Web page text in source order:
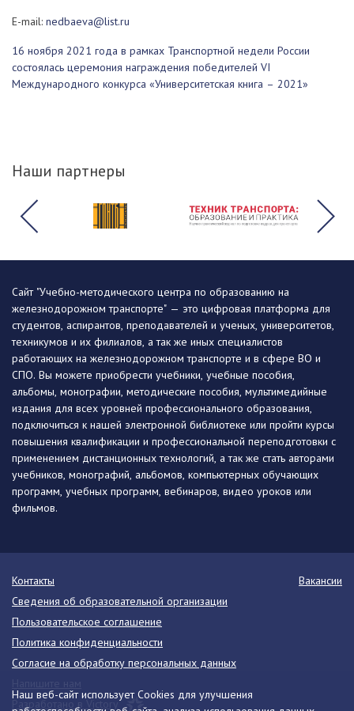
E-mail: nedbaeva@list.ru
16 ноября 2021 года в рамках Транспортной недели России
состоялась церемония награждения победителей VI
Международного конкурса «Университетская книга – 2021»
Наши партнеры
Наш веб-сайт использует Cookies для улучшения
Сайт "Учебно-методического центра по образованию на
железнодорожном транспорте" — это цифровая платформа для
студентов, аспирантов, преподавателей и ученых, университетов,
техникумов и их филиалов, а так же иных специалистов
работающих на железнодорожном транспорте и в сфере ВО и
СПО. Вы можете приобрести учебники, учебные пособия,
альбомы, монографии, методические пособия, мультимедийные
издания для всех уровней профессионального образования,
подключиться к нашей электронной библиотеке или пройти курсы
повышения квалификации и профессиональной переподготовки с
применением дистанционных технологий, а так же стать авторами
учебников, монографий, альбомов, компьютерных обучающих
программ, учебных программ, вебинаров, видео уроков или
фильмов.
Контакты
Вакансии
Сведения об образовательной организации
Пользовательское соглашение
Политика конфиденциальности
Согласие на обработку персональных данных
Разработано в Victory